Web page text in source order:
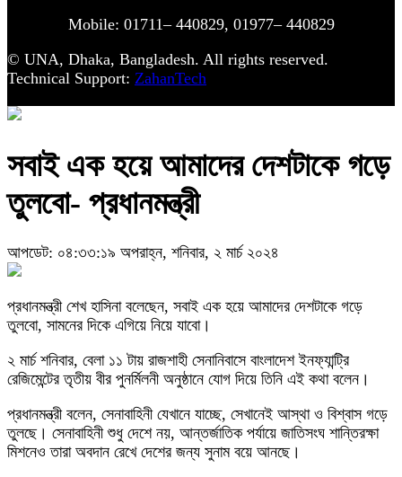
Mobile: 01711– 440829, 01977– 440829
© UNA, Dhaka, Bangladesh. All rights reserved.
Technical Support: ZahanTech
সবাই এক হয়ে আমাদের দেশটাকে গড়ে
তুলবো- প্রধানমন্ত্রী
আপডেট: ০৪:৩৩:১৯ অপরাহ্ন, শনিবার, ২ মার্চ ২০২৪
প্রধানমন্ত্রী শেখ হাসিনা বলেছেন, সবাই এক হয়ে আমাদের দেশটাকে গড়ে
তুলবো, সামনের দিকে এগিয়ে নিয়ে যাবো।
২ মার্চ শনিবার, বেলা ১১ টায় রাজশাহী সেনানিবাসে বাংলাদেশ ইনফ্যান্ট্রি
রেজিমেন্টের তৃতীয় বীর পুনর্মিলনী অনুষ্ঠানে যোগ দিয়ে তিনি এই কথা বলেন।
প্রধানমন্ত্রী বলেন, সেনাবাহিনী যেখানে যাচ্ছে, সেখানেই আস্থা ও বিশ্বাস গড়ে
তুলছে। সেনাবাহিনী শুধু দেশে নয়, আন্তর্জাতিক পর্যায়ে জাতিসংঘ শান্তিরক্ষা
মিশনেও তারা অবদান রেখে দেশের জন্য সুনাম বয়ে আনছে।